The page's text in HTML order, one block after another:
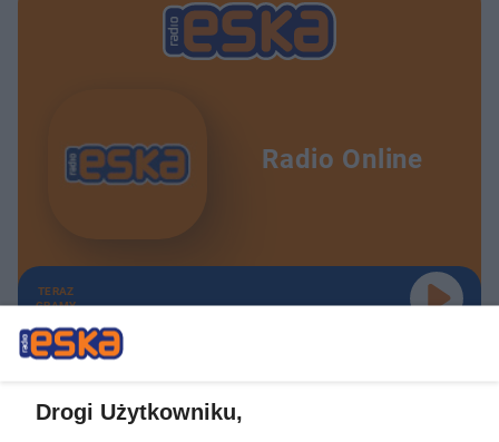
Radio Online
TERAZ
GRAMY
Drogi Użytkowniku,